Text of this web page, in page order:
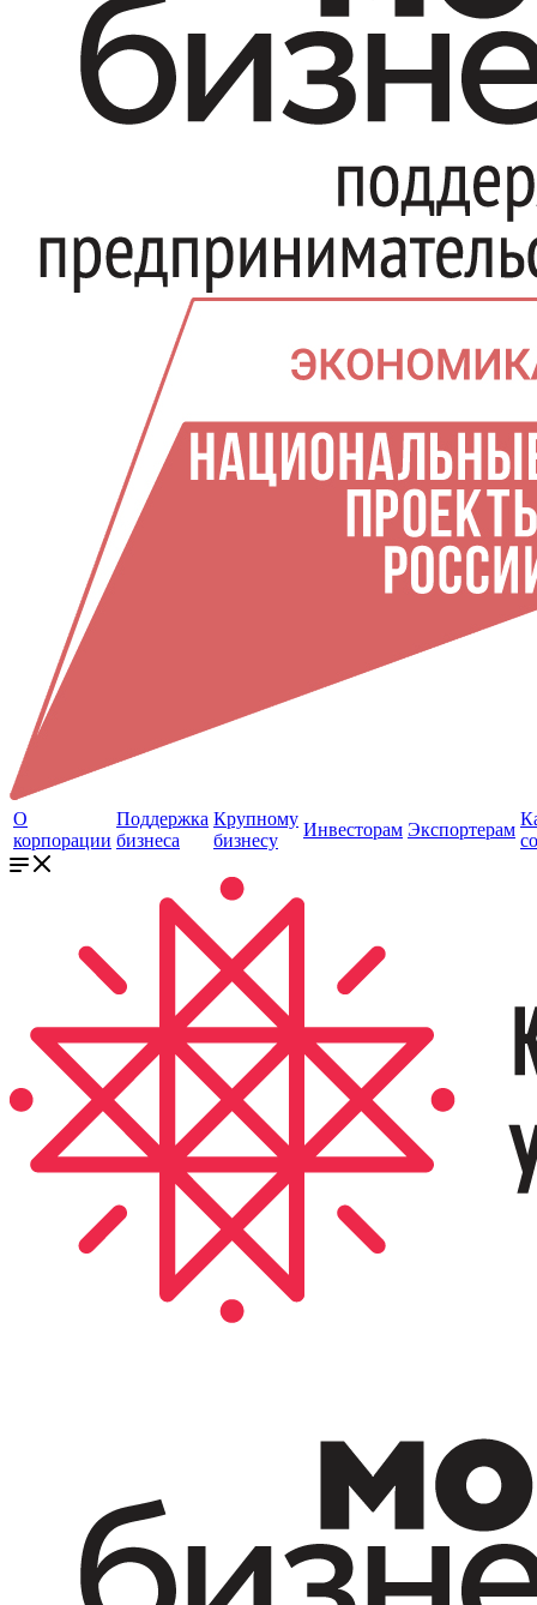
О
корпорации
Поддержка
бизнеса
Крупному
бизнесу
Инвесторам Экспортерам